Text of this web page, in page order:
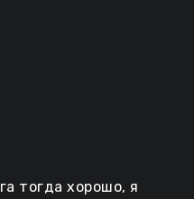
тогда хорошо, я